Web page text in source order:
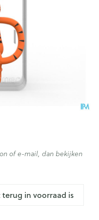
in voorraad is
of e-mail, dan bekijken